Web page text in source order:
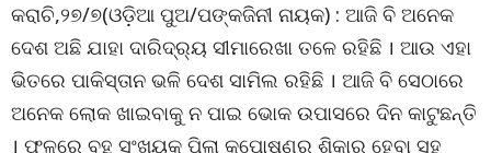
କରାଚି,୨୭/୭(ଓଡ଼ିଆ ପୁଅ/ପଙ୍କଜିନୀ ନାୟକ) : ଆଜି ବି ଅନେକ
ଦେଶ ଅଛି ଯାହା ଦାରିଦ୍ର୍ୟ ସୀମାରେଖା ତଳେ ରହିଛି । ଆଉ ଏହା
ଭିତରେ ପାକିସ୍ତାନ ଭଳି ଦେଶ ସାମିଲ ରହିଛି । ଆଜି ବି ସେଠାରେ
ଅନେକ ଲୋକ ଖାଇବାକୁ ନ ପାଇ ଭୋକ ଉପାସରେ ଦିନ କାଟୁଛନ୍ତି
। ଫଳରେ ବହୁ ସଂଖ୍ୟକ ପିଲା କୁପୋଷଣର ଶିକାର ହେବା ସହ